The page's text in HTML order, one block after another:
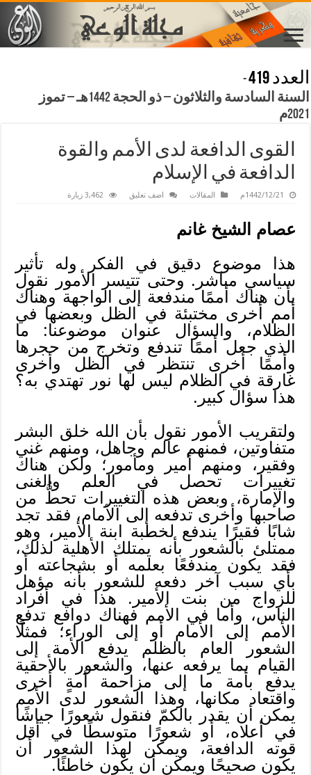
العدد 419
-
السنة السادسة والثلاثون – ذو الحجة 1442هـ – تموز
2021م
القوى الدافعة لدى الأمم والقوة
الدافعة في الإسلام
1442/12/21م المقالات اضف تعليق 3,462 زيارة
عصام الشيخ غانم
هذا موضوع دقيق في الفكر وله تأثير
سياسي مباشر. وحتى تتيسر الأمور نقول
بأن هناك أممًا مندفعة إلى الواجهة وهناك
أمم أخرى مختبئة في الظل وبعضها في
الظلام، والسؤال عنوان موضوعنا: ما
الذي جعل أممًا تندفع وتخرج من حجرها
وأممًا أخرى تنتظر في الظل وأخرى
غارقة في الظلام ليس لها نور تهتدي به؟
هذا سؤال كبير.
ولتقريب الأمور نقول بأن الله خلق البشر
متفاوتين، فمنهم عالم وجاهل، ومنهم غني
وفقير، ومنهم أمير ومأمور؛ ولكن هناك
تغييرات تحصل في العلم والغنى
والإمارة، وبعض هذه التغييرات تحطُّ من
صاحبها وأخرى تدفعه إلى الأمام، فقد تجد
شابًا فقيرًا يندفع لخطبة ابنة الأمير، وهو
ممتلئ بالشعور بأنه يمتلك الأهلية لذلك،
فقد يكون مندفعًا بعلمه أو بشجاعته أو
بأي سبب آخر دفعه للشعور بأنه مؤهل
للزواج من بنت الأمير. هذا في أفراد
الناس، وأما في الأمم فهناك دوافع تدفع
الأمم إلى الأمام أو إلى الوراء؛ فمثلًا
الشعور العام بالظلم يدفع الأمة إلى
القيام بما يرفعه عنها، والشعور بالأحقية
يدفع بأمة ما إلى مزاحمة أمةٍ أخرى
واقتعاد مكانها، وهذا الشعور لدى الأمم
يمكن أن يقدر بالكمّ فنقول شعورًا جياشًا
في أعلاه، أو شعورًا متوسطًا في أقل
قوته الدافعة، ويمكن لهذا الشعور أن
يكون صحيحًا ويمكن أن يكون خاطئًا.